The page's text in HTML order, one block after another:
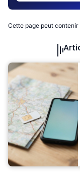
Cette page peut contenir